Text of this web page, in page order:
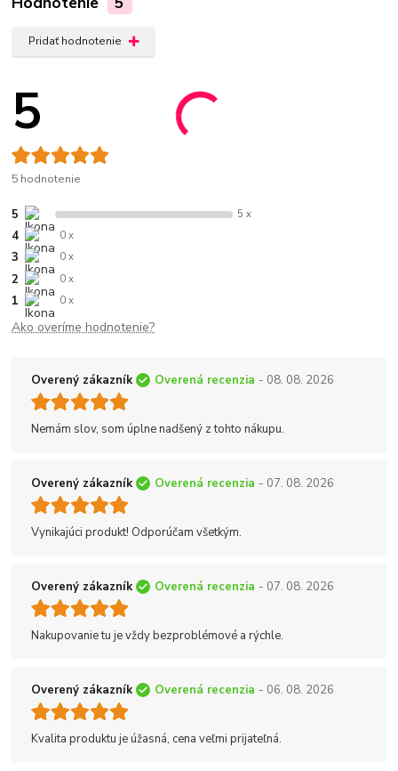
Pridať hodnotenie
5
5 hodnotenie
5 5 x
4 0 x
3 0 x
2 0 x
1 0 x
Ako overíme hodnotenie?
Overený zákazník Overená recenzia - 08. 08. 2026
Nemám slov, som úplne nadšený z tohto nákupu.
Overený zákazník Overená recenzia - 07. 08. 2026
Vynikajúci produkt! Odporúčam všetkým.
Overený zákazník Overená recenzia - 07. 08. 2026
Nakupovanie tu je vždy bezproblémové a rýchle.
Overený zákazník Overená recenzia - 06. 08. 2026
Kvalita produktu je úžasná, cena veľmi prijateľná.